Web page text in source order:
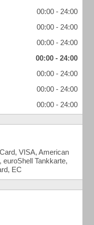
00:00 - 24:00
00:00 - 24:00
00:00 - 24:00
00:00 - 24:00
00:00 - 24:00
00:00 - 24:00
00:00 - 24:00
VISA, American
Tankkarte,
EC